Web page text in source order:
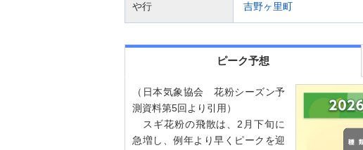
や行 吉野ヶ里町
ピーク予想
（日本気象協会 花粉シーズン予
測資料第5回より引用）
スギ花粉の飛散は、2月下旬に
急増し、例年より早くピークを迎